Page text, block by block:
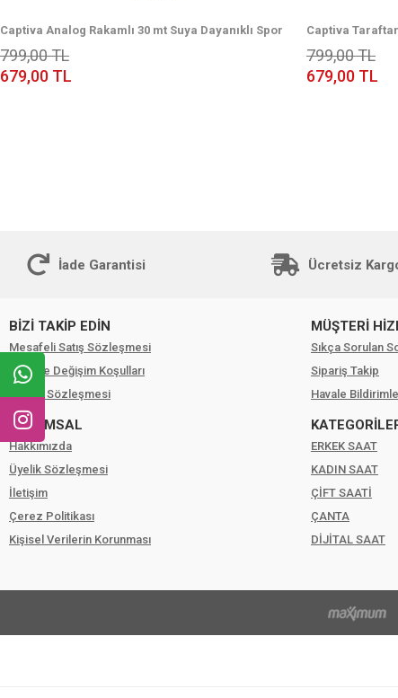
Captiva Analog Rakamlı 30 mt Suya Dayanıklı Spor
Çoçuk Kol Saati
799,00 TL
679,00 TL
Captiva
Takvim-
Saat
799,00 TL
679,00 TL
İade Garantisi Ücretsiz
BİZİ TAKİP EDİN
Mesafeli Satış Sözleşmesi
İade Ve Değişim Koşulları
Gizlilik Sözleşmesi
KURUMSAL
Hakkımızda
Üyelik Sözleşmesi
İletişim
Çerez Politikası
Kişisel Verilerin Korunması
MÜŞTERİ
Sıkça Sorulan
Sipariş Takip
Havale
ERKEK SAAT
KADIN SAAT
ÇİFT SAATİ
ÇANTA
DİJİTAL SAAT